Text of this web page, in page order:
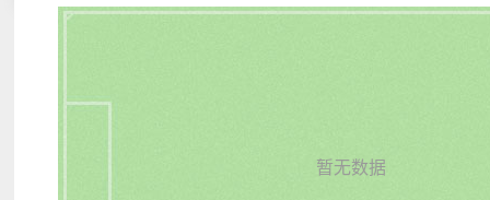
暂无数据